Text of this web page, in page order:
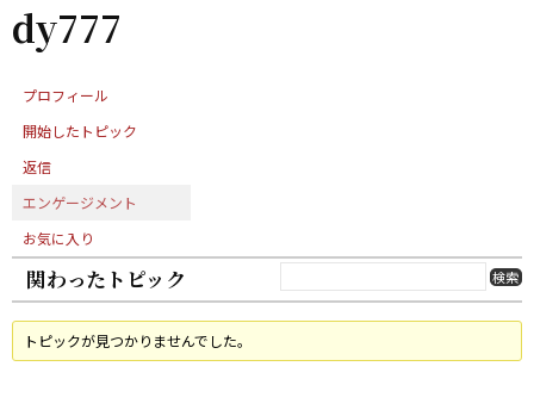
ム
dy777
プロフィール
開始したトピック
返信
エンゲージメント
お気に入り
関わったトピック
トピックが見つかりませんでした。